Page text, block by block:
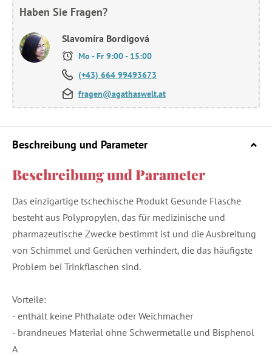
Haben Sie Fragen?
Slavomíra Bordigová
Mo - Fr 9:00 - 15:00
(+43) 664 99493673
fragen@agathaswelt.at
Beschreibung und Parameter
Beschreibung und Parameter
Das einzigartige tschechische Produkt Gesunde Flasche
besteht aus Polypropylen, das für medizinische und
pharmazeutische Zwecke bestimmt ist und die Ausbreitung
von Schimmel und Gerüchen verhindert, die das häufigste
Problem bei Trinkflaschen sind.
Vorteile:
- enthält keine Phthalate oder Weichmacher
- brandneues Material ohne Schwermetalle und Bisphenol
A